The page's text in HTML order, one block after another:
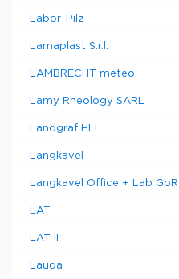
Labor-Pilz
Lamaplast S.r.l.
LAMBRECHT meteo
Lamy Rheology SARL
Landgraf HLL
Langkavel
Langkavel Office + Lab GbR
LAT
LAT II
Lauda